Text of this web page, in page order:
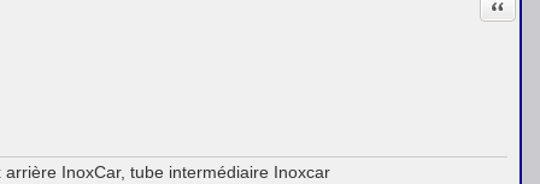
InoxCar, tube intermédiaire Inoxcar